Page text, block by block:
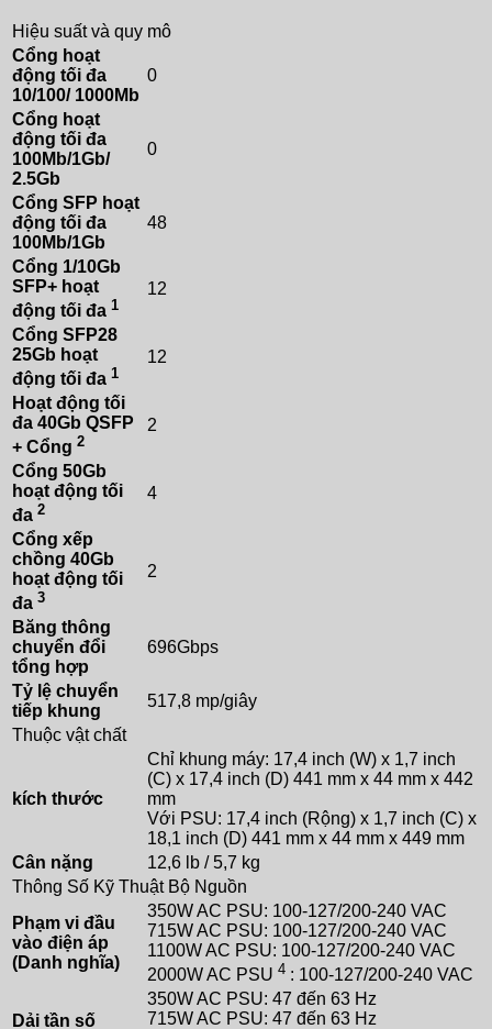
Hiệu suất và quy mô
Cổng hoạt
động tối đa
10/100/ 1000Mb
0
Cổng hoạt
động tối đa
100Mb/1Gb/
2.5Gb
0
Cổng SFP hoạt
động tối đa
100Mb/1Gb
48
Cổng 1/10Gb
SFP+ hoạt
động tối đa 1
12
Cổng SFP28
25Gb hoạt
động tối đa 1
12
Hoạt động tối
đa 40Gb QSFP
+ Cổng 2
2
Cổng 50Gb
hoạt động tối
đa 2
4
Cổng xếp
chồng 40Gb
hoạt động tối
đa 3
2
Băng thông
chuyển đổi
tổng hợp
696Gbps
Tỷ lệ chuyển
tiếp khung
517,8 mp/giây
Thuộc vật chất
kích thước
Chỉ khung máy: 17,4 inch (W) x 1,7 inch
(C) x 17,4 inch (D) 441 mm x 44 mm x 442
mm
Với PSU: 17,4 inch (Rộng) x 1,7 inch (C) x
18,1 inch (D) 441 mm x 44 mm x 449 mm
Cân nặng
12,6 lb / 5,7 kg
Thông Số Kỹ Thuật Bộ Nguồn
Phạm vi đầu
vào điện áp
(Danh nghĩa)
350W AC PSU: 100-127/200-240 VAC
715W AC PSU: 100-127/200-240 VAC
1100W AC PSU: 100-127/200-240 VAC
2000W AC PSU 4 : 100-127/200-240 VAC
Dải tần số
350W AC PSU: 47 đến 63 Hz
715W AC PSU: 47 đến 63 Hz